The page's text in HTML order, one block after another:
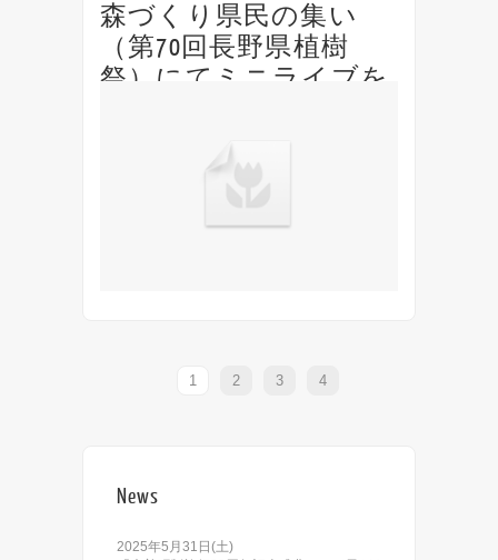
森づくり県民の集い
（第70回長野県植樹
祭）にてミニライブを
信州木曽御嶽山 御岳ロープウェイで開催され
た、平成31年度ふるさとの森づくり県民の集
1 2 3 4
News
2025年5月31日(土)